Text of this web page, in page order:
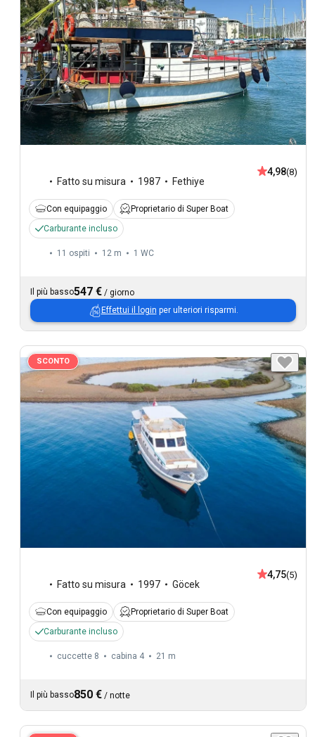
Fatto su misura 1987 Fethiye
4,98(8)
Con equipaggio
Proprietario di Super Boat
Carburante incluso
11 ospiti 12 m 1 WC
Il più basso547 € / giorno
Effettui il login per ulteriori risparmi.
SCONTO
Fatto su misura 1997 Göcek
4,75(5)
Con equipaggio
Proprietario di Super Boat
Carburante incluso
cuccette 8 cabina 4 21 m
Il più basso850 € / notte